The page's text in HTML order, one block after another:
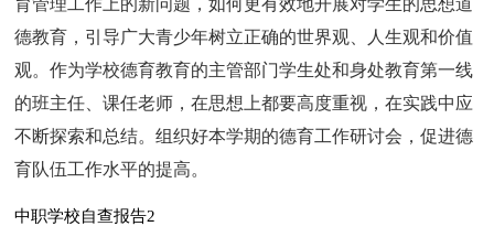
育管理工作上的新问题，如何更有效地开展对学生的思想道
德教育，引导广大青少年树立正确的世界观、人生观和价值
观。作为学校德育教育的主管部门学生处和身处教育第一线
的班主任、课任老师，在思想上都要高度重视，在实践中应
不断探索和总结。组织好本学期的德育工作研讨会，促进德
育队伍工作水平的提高。
中职学校自查报告2